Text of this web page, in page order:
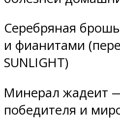
Серебряная
и фианитами
SUNLIGHT)
Минерал жадеит
победителя и